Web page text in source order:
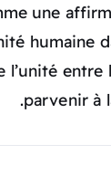
une
humaine
l’unité entre
parvenir à